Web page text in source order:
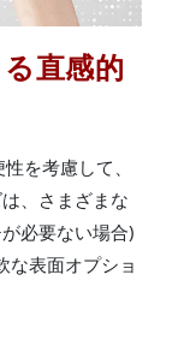
直感的
を考慮して、
、さまざまな
必要ない場合)
な表面オプショ